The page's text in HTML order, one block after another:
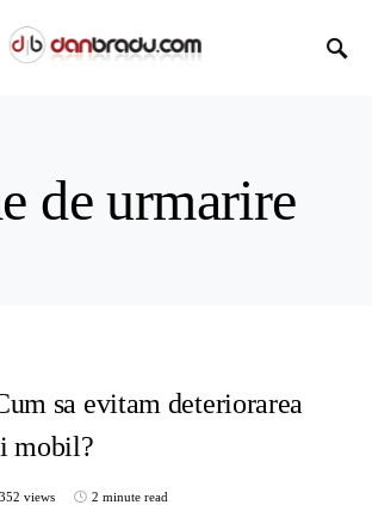
de urmarire
sa evitam deteriorarea
mobil?
352 views 2 minute read